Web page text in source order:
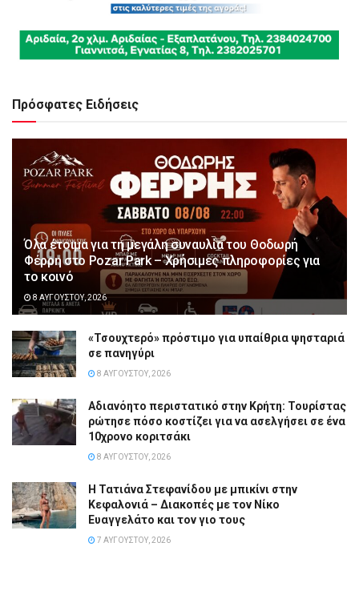
Πρόσφατες Ειδήσεις
Όλα έτοιμα για τη μεγάλη συναυλία του Θοδωρή
Φέρρη στο Pozar Park – Χρήσιμες πληροφορίες για
το κοινό
8 ΑΥΓΟΎΣΤΟΥ, 2026
«Τσουχτερό» πρόστιμο για υπαίθρια ψησταριά
σε πανηγύρι
8 ΑΥΓΟΎΣΤΟΥ, 2026
Αδιανόητο περιστατικό στην Κρήτη: Τουρίστας
ρώτησε πόσο κοστίζει για να ασελγήσει σε ένα
10χρονο κοριτσάκι
8 ΑΥΓΟΎΣΤΟΥ, 2026
Η Τατιάνα Στεφανίδου με μπικίνι στην
Κεφαλονιά – Διακοπές με τον Νίκο
Ευαγγελάτο και τον γιο τους
7 ΑΥΓΟΎΣΤΟΥ, 2026